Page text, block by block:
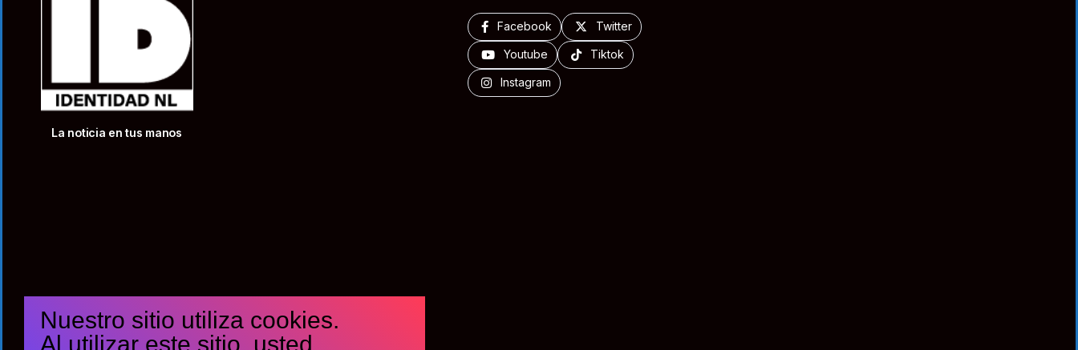
La noticia en tus manos
Facebook Twitter
Youtube Tiktok
Instagram
Nuestro sitio utiliza cookies.
Al utilizar este sitio, usted